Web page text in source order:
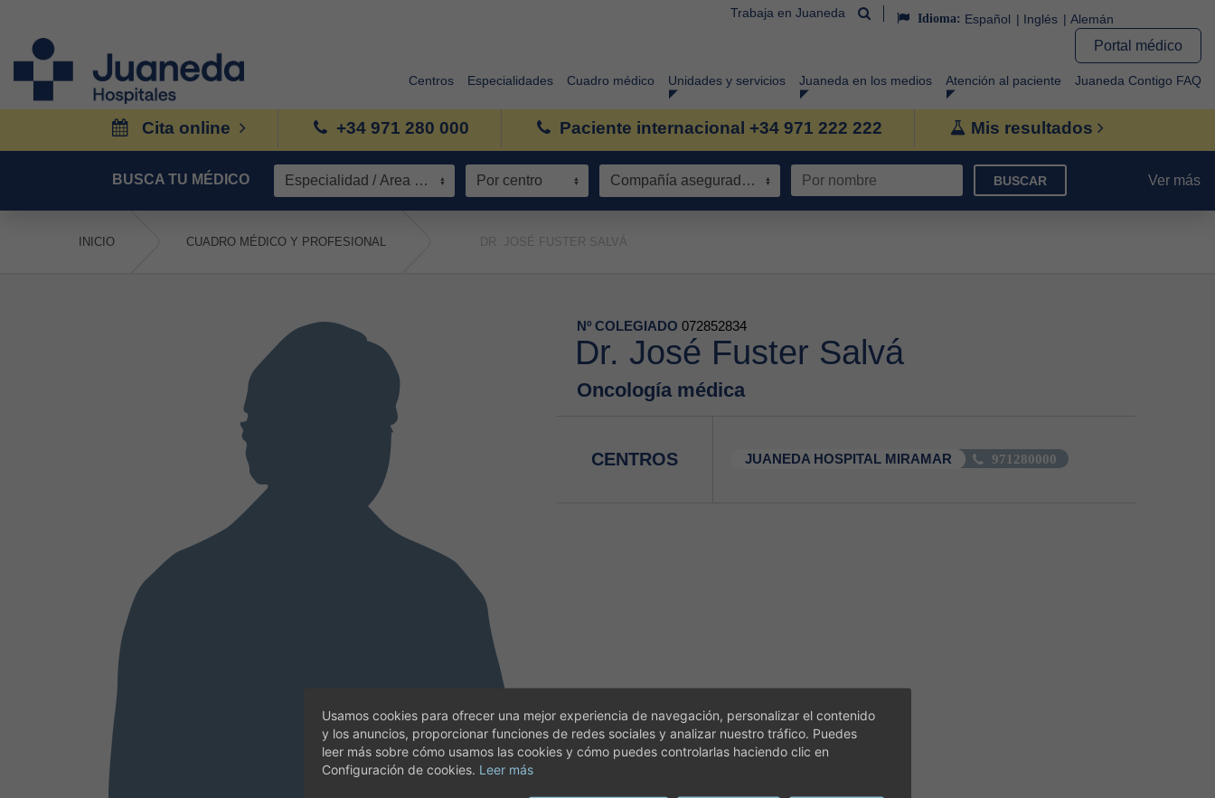
Trabaja en Juaneda Idioma: Español Inglés Alemán
Portal médico
Centros Especialidades Cuadro médico Unidades y servicios Juaneda en los medios Atención al paciente Juaneda Contigo FAQ
Cita online +34 971 280 000 Paciente internacional +34 971 222 222 Mis resultados
BUSCA TU MÉDICO Especialidad / Área de conocimiento Por centro Compañía aseguradora BUSCAR Ver más
INICIO CUADRO MÉDICO Y PROFESIONAL DR. JOSÉ FUSTER SALVÁ
Nº COLEGIADO 072852834
Dr. José Fuster Salvá
Oncología médica
CENTROS JUANEDA HOSPITAL MIRAMAR 971280000
Usamos cookies para ofrecer una mejor experiencia de navegación, personalizar el contenido
y los anuncios, proporcionar funciones de redes sociales y analizar nuestro tráfico. Puedes
leer más sobre cómo usamos las cookies y cómo puedes controlarlas haciendo clic en
Configuración de cookies. Leer más